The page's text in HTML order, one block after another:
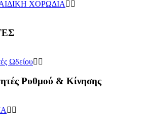
ΧΟΡΩΔΙΑ
Ωδείου
Ρυθμού & Κίνησης